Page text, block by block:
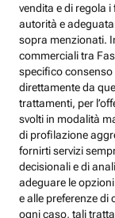
vendita e di regola
autorità e
sopra menzionati.
commerciali tra
specifico
direttamente da
trattamenti, per
svolti in modalità
di profilazione
fornirti servizi
decisionali e di
adeguare le
e alle preferenze di
ogni caso, tali